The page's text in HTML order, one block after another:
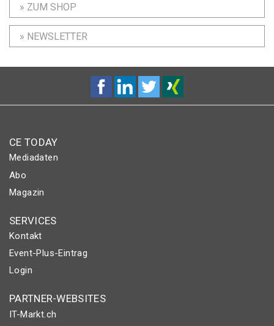
» ZUM SHOP
» NEWSLETTER
CE TODAY
Mediadaten
Abo
Magazin
SERVICES
Kontakt
Event-Plus-Eintrag
Login
PARTNER-WEBSITES
IT-Markt.ch